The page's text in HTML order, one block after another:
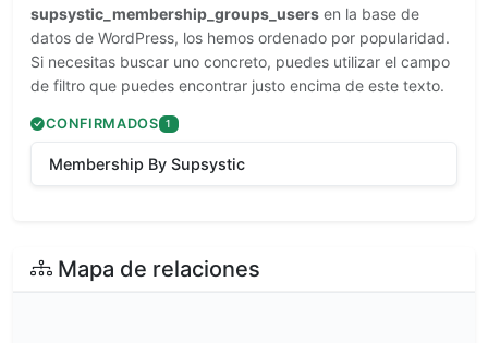
supsystic_membership_groups_users en la base de
datos de WordPress, los hemos ordenado por popularidad.
Si necesitas buscar uno concreto, puedes utilizar el campo
de filtro que puedes encontrar justo encima de este texto.
CONFIRMADOS 1
Membership By Supsystic
Mapa de relaciones